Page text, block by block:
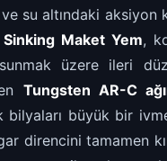
su altındaki aksiyon
Maket Yem,
üzere ileri
Tungsten AR-C
bilyaları büyük bir
direncini tamamen